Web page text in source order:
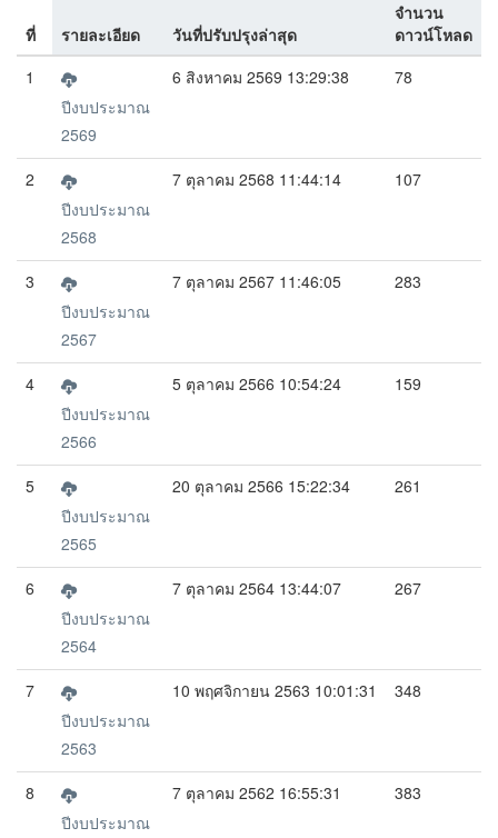
ที่ รายละเอียด วันที่ปรับปรุงล่าสุด
จำนวน
ดาวน์โหลด
1
ปีงบประมาณ
2569
6 สิงหาคม 2569 13:29:38 78
2
ปีงบประมาณ
2568
7 ตุลาคม 2568 11:44:14 107
3
ปีงบประมาณ
2567
7 ตุลาคม 2567 11:46:05 283
4
ปีงบประมาณ
2566
5 ตุลาคม 2566 10:54:24 159
5
ปีงบประมาณ
2565
20 ตุลาคม 2566 15:22:34 261
6
ปีงบประมาณ
2564
7 ตุลาคม 2564 13:44:07 267
7
ปีงบประมาณ
2563
10 พฤศจิกายน 2563 10:01:31 348
8
ปีงบประมาณ
7 ตุลาคม 2562 16:55:31 383